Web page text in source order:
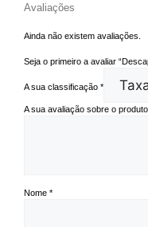
Avaliações
Ainda não existem avaliações.
Seja o primeiro a avaliar
A sua classificação *
A sua avaliação sobre o produto
Nome *